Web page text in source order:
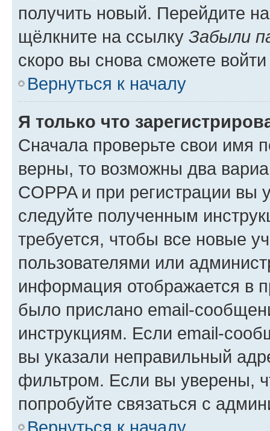
получить новый. Перейдите
щёлкните на ссылку Забыли
скоро вы снова сможете
Вернуться к началу
Я только что
Сначала проверьте свои имя
верны, то возможны два
COPPA и при регистрации вы
следуйте полученным
требуется, чтобы все новые
пользователями или
информация отображается в
было прислано email-
инструкциям. Если email-
вы указали неправильный
фильтром. Если вы уверены,
попробуйте связаться с
Вернуться к началу